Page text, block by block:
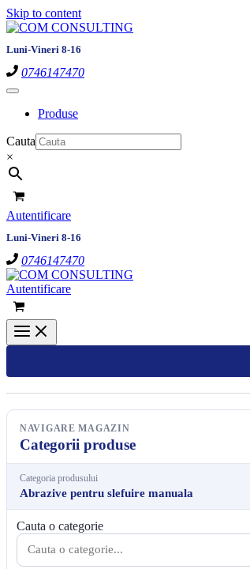
Skip to content
Luni-Vineri 8-16
0746147470
Produse
Cauta
×
Autentificare
Luni-Vineri 8-16
0746147470
Autentificare
NAVIGARE MAGAZIN
Categorii produse
Categoria produsului
Abrazive pentru slefuire manuala
Cauta o categorie